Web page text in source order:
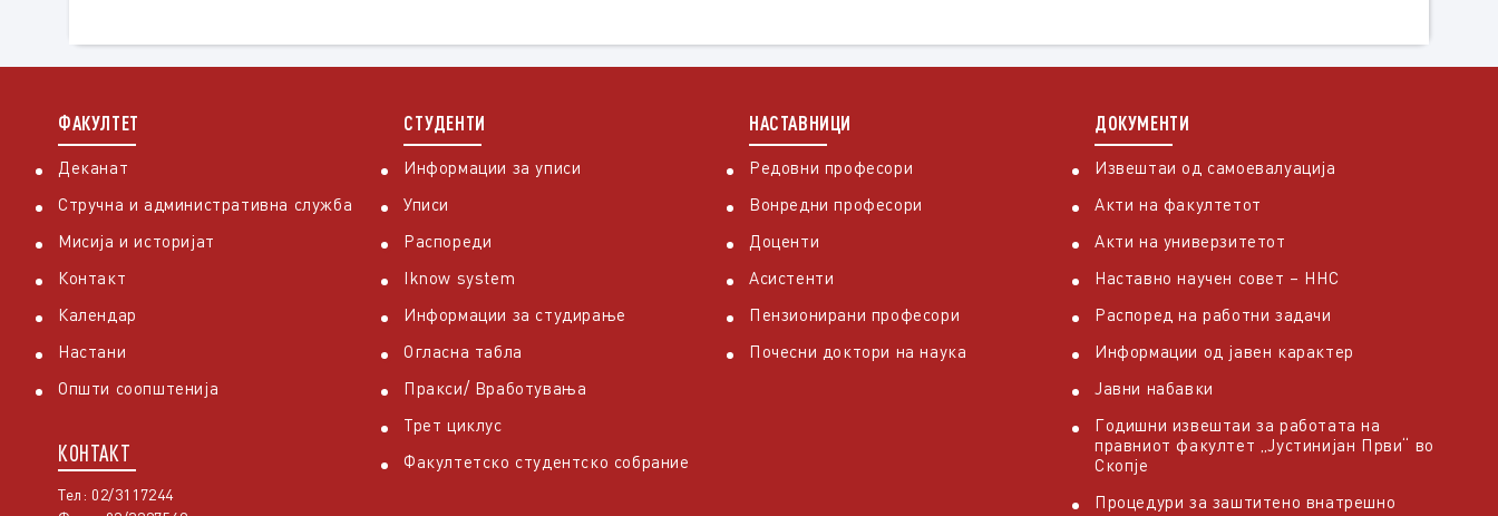
ФАКУЛТЕТ
Деканат
Стручна и административна служба
Мисија и историјат
Контакт
Календар
Настани
Општи соопштенија
КОНТАКТ
Тел: 02/3117244
СТУДЕНТИ
Информации за уписи
Уписи
Распореди
Iknow system
Информации за студирање
Огласна табла
Пракси/ Вработувања
Трет циклус
Факултетско студентско собрание
НАСТАВНИЦИ
Редовни професори
Вонредни професори
Доценти
Асистенти
Пензионирани професори
Почесни доктори на наука
ДОКУМЕНТИ
Извештаи од самоевалуација
Акти на факултетот
Акти на универзитетот
Наставно научен совет – ННС
Распоред на работни задачи
Информации од јавен карактер
Јавни набавки
Годишни извештаи за работата на
правниот факултет „Јустинијан Први“ во
Скопје
Процедури за заштитено внатрешно